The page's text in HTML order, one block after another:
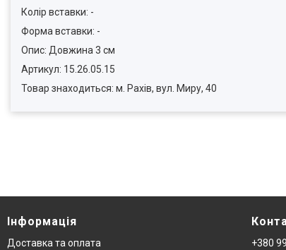
Колір вставки: -
Форма вставки: -
Опис: Довжина 3 см
Артикул: 15.26.05.15
Товар знаходиться: м. Рахів, вул. Миру, 40
Інформація
Доставка та оплата
+380